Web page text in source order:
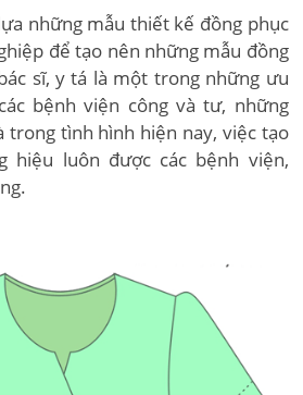
những mẫu thiết kế đồng phục
để tạo nên những mẫu đồng
sĩ, y tá là một trong những ưu
bệnh viện công và tư, những
trong tình hình hiện nay, việc tạo
hiệu luôn được các bệnh viện,